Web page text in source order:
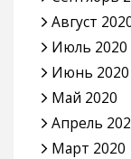
Август
Июль 2020
Июнь 2020
Май 2020
Апрель
Март 2020